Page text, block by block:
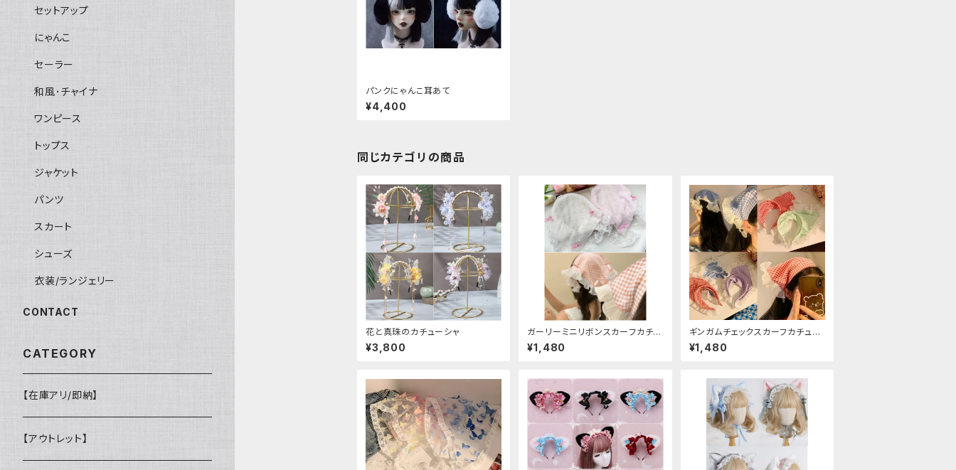
パンクにゃんこ耳あて
¥4,400
同じカテゴリの商品
花と真珠のカチューシャ
¥3,800
ガーリーミニリボンスカーフカチュ
ーシャ
¥1,480
ギンガムチェックスカーフカチュー
シャ
¥1,480
セットアップ
にゃんこ
セーラー
和風･チャイナ
ワンピース
トップス
ジャケット
パンツ
スカート
シューズ
衣装/ランジェリー
CONTACT
CATEGORY
【在庫アリ/即納】
【アウトレット】